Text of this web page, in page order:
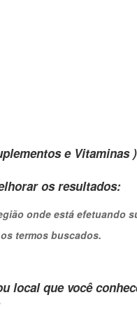
e Vitaminas
os resultados:
onde está efetuando
termos buscados.
local que você